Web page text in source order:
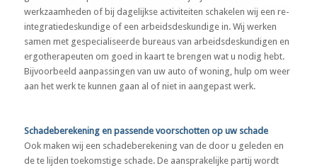
werkzaamheden of bij dagelijkse activiteiten schakelen wij een re-
integratiedeskundige of een arbeidsdeskundige in. Wij werken
samen met gespecialiseerde bureaus van arbeidsdeskundigen en
ergotherapeuten om goed in kaart te brengen wat u nodig hebt.
Bijvoorbeeld aanpassingen van uw auto of woning, hulp om weer
aan het werk te kunnen gaan al of niet in aangepast werk.
Schadeberekening en passende voorschotten op uw schade
Ook maken wij een schadeberekening van de door u geleden en
de te lijden toekomstige schade. De aansprakelijke partij wordt